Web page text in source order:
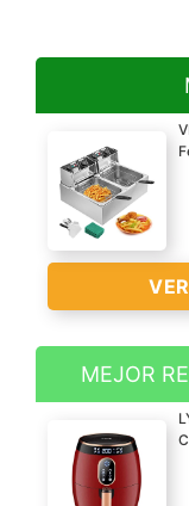
?CAPACIDAD
Freidora
+ 10L de
(0.35 + 0.35 pies
MEJOR